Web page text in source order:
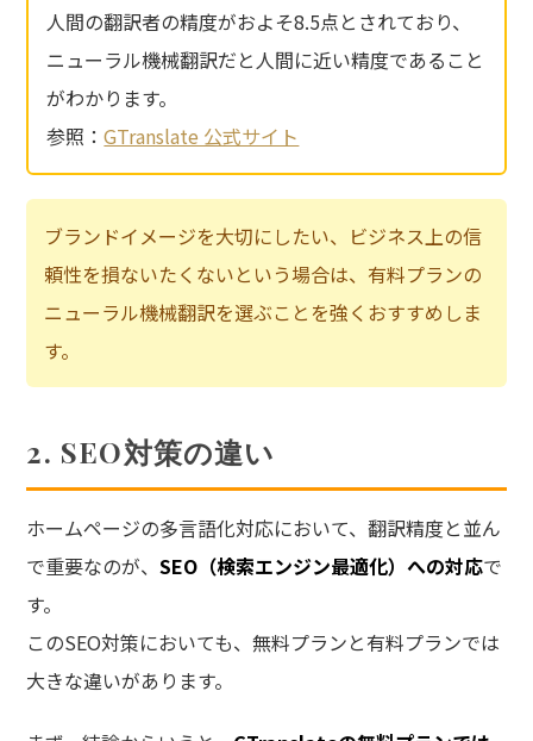
人間の翻訳者の精度がおよそ8.5点とされており、
ニューラル機械翻訳だと人間に近い精度であること
がわかります。
参照：GTranslate 公式サイト
ブランドイメージを大切にしたい、ビジネス上の信
頼性を損ないたくないという場合は、有料プランの
ニューラル機械翻訳を選ぶことを強くおすすめしま
す。
2. SEO対策の違い
ホームページの多言語化対応において、翻訳精度と並ん
で重要なのが、SEO（検索エンジン最適化）への対応で
す。
このSEO対策においても、無料プランと有料プランでは
大きな違いがあります。